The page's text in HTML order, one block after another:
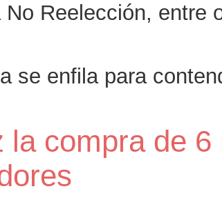
No Reelección, entre
se enfila para
la compra de 6